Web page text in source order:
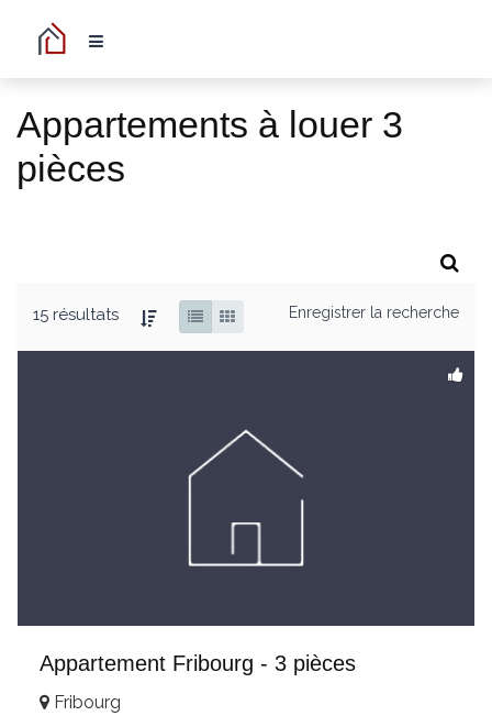
Appartements à louer 3
pièces
15 résultats Enregistrer la recherche
Appartement Fribourg - 3 pièces
Fribourg